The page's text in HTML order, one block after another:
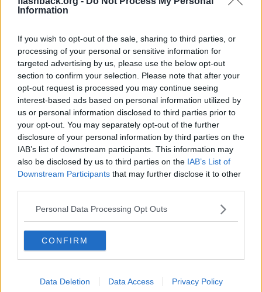
Information
If you wish to opt-out of the sale, sharing to third parties, or
processing of your personal or sensitive information for
targeted advertising by us, please use the below opt-out
section to confirm your selection. Please note that after your
opt-out request is processed you may continue seeing
interest-based ads based on personal information utilized by
us or personal information disclosed to third parties prior to
your opt-out. You may separately opt-out of the further
disclosure of your personal information by third parties on the
IAB’s list of downstream participants. This information may
also be disclosed by us to third parties on the IAB’s List of
Downstream Participants that may further disclose it to other
Personal Data Processing Opt Outs
CONFIRM
Data Deletion Data Access Privacy Policy
https://www.svt.se/nyheter/lokalt/sormland/nu-far-polisen-d
Vad anser ni om detta?
Det har de redan gjort i många år utan hjälpmedel!
Citera
2025-05-09, 15:48
kalkryggar
Medlem
Inlägg: 20 186
Citat:
Ursprungligen postat avsnigelslum
Låter fantastiskt bra. En enkel kontroll.
Det borde finnas drönare som flög runt i tusental över trafiken
som hela tiden gjorde dessa kontroller med kameror. När någon
flaggas som misstänkt så kontaktas föraren för ett obligatoriskt
test.
Drönarna ska givetvis vara självflygande i framtiden. Men innan